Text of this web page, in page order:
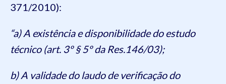
371/2010):
“a) A existência e disponibilidade do estudo
técnico (art. 3º § 5º da Res.146/03);
b) A validade do laudo de verificação do